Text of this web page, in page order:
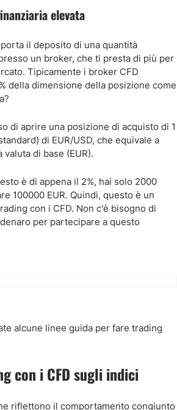
elevata
il deposito di una quantità
un broker, che ti presta di più per
Tipicamente i broker CFD
della dimensione della posizione come
di aprire una posizione di acquisto di 1
di EUR/USD, che equivale a
di base (EUR).
è di appena il 2%, hai solo 2000
100000 EUR. Quindi, questo è un
con i CFD. Non c'è bisogno di
per partecipare a questo
alcune linee guida per fare trading
con i CFD sugli indici
riflettono il comportamento congiunto